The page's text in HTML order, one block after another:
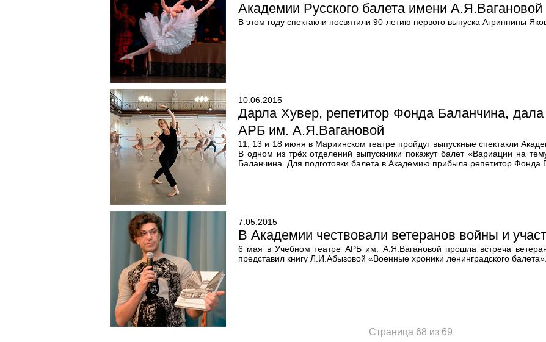
Академии Русского балета имени А.Я.Вагановой
В этом году спектакли посвятили 90-летию первого выпуска Агриппины
10.06.2015
Дарла Хувер, репетитор Фонда Баланчина,
АРБ им. А.Я.Вагановой
11, 13 и 18 июня в Мариинском театре пройдут выпускные спектакли
В одном из трёх отделений выпускники покажут балет «Вариации на
Баланчина. Для подготовки балета в Академию прибыла репетитор
7.05.2015
В Академии чествовали ветеранов войны и
6 мая в Учебном театре АРБ им. А.Я.Вагановой прошла встреча
представил книгу Л.И.Абызовой «Военные хроники ленинградского балета».
Страница 68 из 69